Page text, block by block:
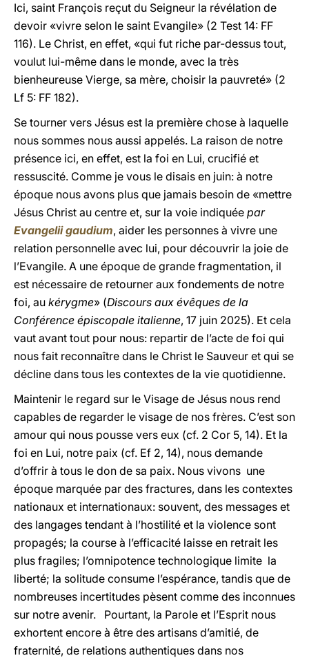
Ici, saint François reçut du Seigneur la révélation de
devoir «vivre selon le saint Evangile» (2 Test 14: FF
116). Le Christ, en effet, «qui fut riche par-dessus tout,
voulut lui-même dans le monde, avec la très
bienheureuse Vierge, sa mère, choisir la pauvreté» (2
Lf 5: FF 182).
Se tourner vers Jésus est la première chose à laquelle
nous sommes nous aussi appelés. La raison de notre
présence ici, en effet, est la foi en Lui, crucifié et
ressuscité. Comme je vous le disais en juin: à notre
époque nous avons plus que jamais besoin de «mettre
Jésus Christ au centre et, sur la voie indiquée par
Evangelii gaudium, aider les personnes à vivre une
relation personnelle avec lui, pour découvrir la joie de
l’Evangile. A une époque de grande fragmentation, il
est nécessaire de retourner aux fondements de notre
foi, au kérygme» (Discours aux évêques de la
Conférence épiscopale italienne, 17 juin 2025). Et cela
vaut avant tout pour nous: repartir de l’acte de foi qui
nous fait reconnaître dans le Christ le Sauveur et qui se
décline dans tous les contextes de la vie quotidienne.
Maintenir le regard sur le Visage de Jésus nous rend
capables de regarder le visage de nos frères. C’est son
amour qui nous pousse vers eux (cf. 2 Cor 5, 14). Et la
foi en Lui, notre paix (cf. Ef 2, 14), nous demande
d’offrir à tous le don de sa paix. Nous vivons une
époque marquée par des fractures, dans les contextes
nationaux et internationaux: souvent, des messages et
des langages tendant à l’hostilité et la violence sont
propagés; la course à l’efficacité laisse en retrait les
plus fragiles; l’omnipotence technologique limite la
liberté; la solitude consume l’espérance, tandis que de
nombreuses incertitudes pèsent comme des inconnues
sur notre avenir. Pourtant, la Parole et l’Esprit nous
exhortent encore à être des artisans d’amitié, de
fraternité, de relations authentiques dans nos